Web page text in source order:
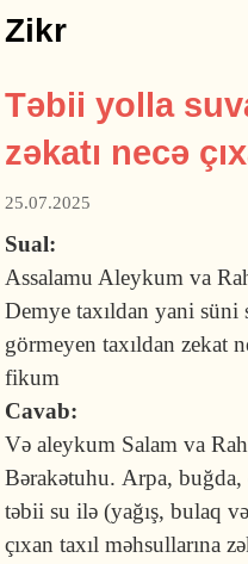
Zikr
Təbii yolla
zəkatı necə
25.07.2025
Sual:
Assalamu Aleykum va
Demye taxıldan yani süni
görmeyen taxıldan zekat
fikum
Cavab:
Və aleykum Salam va
Bərakətuhu. Arpa,
təbii su ilə (yağış, bulaq
çıxan taxıl məhsullarına